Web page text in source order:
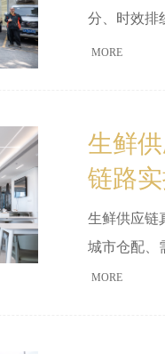
分、时效排
MORE
生鲜
链路
生鲜供应链
城市仓配、
么多数新
MORE